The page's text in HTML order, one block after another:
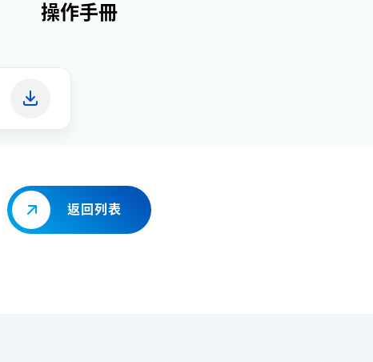
操作手冊
返回列表